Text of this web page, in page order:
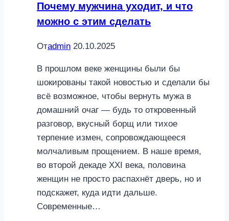
Почему мужчина уходит, и что
можно с этим сделать
Отadmin 20.10.2025
В прошлом веке женщины были бы
шокированы такой новостью и сделали бы
всё возможное, чтобы вернуть мужа в
домашний очаг — будь то откровенный
разговор, вкусный борщ или тихое
терпение измен, сопровождающееся
молчаливым прощением. В наше время,
во второй декаде XXI века, половина
женщин не просто распахнёт дверь, но и
подскажет, куда идти дальше.
Современные…